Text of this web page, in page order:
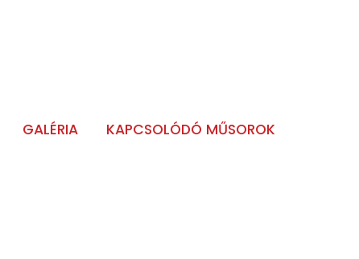
GALÉRIA KAPCSOLÓDÓ MŰSOROK